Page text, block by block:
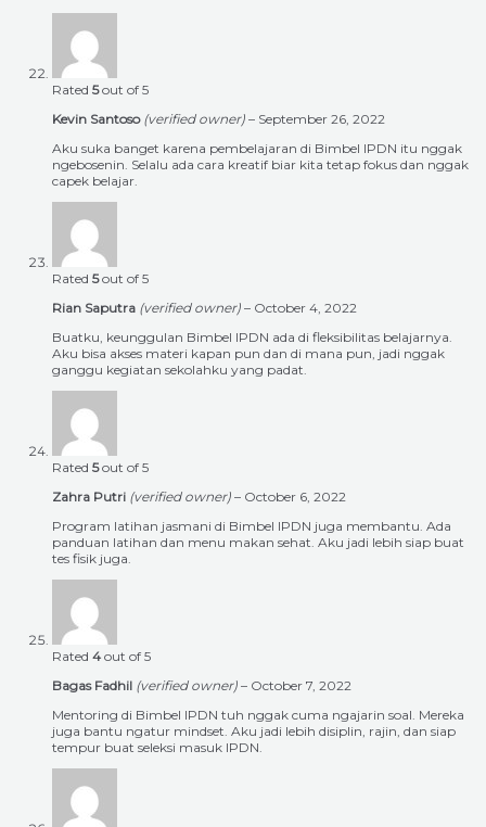
Rated 5out of 5
Kevin Santoso (verified owner) – September 26, 2022
Aku suka banget karena pembelajaran di Bimbel IPDN itu nggak
ngebosenin. Selalu ada cara kreatif biar kita tetap fokus dan nggak
capek belajar.
Rated 5out of 5
Rian Saputra (verified owner) – October 4, 2022
Buatku, keunggulan Bimbel IPDN ada di fleksibilitas belajarnya.
Aku bisa akses materi kapan pun dan di mana pun, jadi nggak
ganggu kegiatan sekolahku yang padat.
Rated 5out of 5
Zahra Putri (verified owner) – October 6, 2022
Program latihan jasmani di Bimbel IPDN juga membantu. Ada
panduan latihan dan menu makan sehat. Aku jadi lebih siap buat
tes fisik juga.
Rated 4 out of 5
Bagas Fadhil (verified owner) – October 7, 2022
Mentoring di Bimbel IPDN tuh nggak cuma ngajarin soal. Mereka
juga bantu ngatur mindset. Aku jadi lebih disiplin, rajin, dan siap
tempur buat seleksi masuk IPDN.